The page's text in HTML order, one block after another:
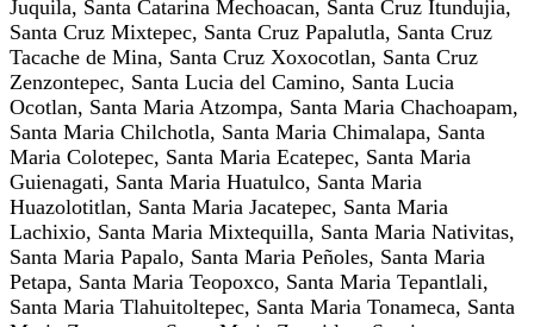
Juquila, Santa Catarina Mechoacan, Santa Cruz Itundujia,
Santa Cruz Mixtepec, Santa Cruz Papalutla, Santa Cruz
Tacache de Mina, Santa Cruz Xoxocotlan, Santa Cruz
Zenzontepec, Santa Lucia del Camino, Santa Lucia
Ocotlan, Santa Maria Atzompa, Santa Maria Chachoapam,
Santa Maria Chilchotla, Santa Maria Chimalapa, Santa
Maria Colotepec, Santa Maria Ecatepec, Santa Maria
Guienagati, Santa Maria Huatulco, Santa Maria
Huazolotitlan, Santa Maria Jacatepec, Santa Maria
Lachixio, Santa Maria Mixtequilla, Santa Maria Nativitas,
Santa Maria Papalo, Santa Maria Peñoles, Santa Maria
Petapa, Santa Maria Teopoxco, Santa Maria Tepantlali,
Santa Maria Tlahuitoltepec, Santa Maria Tonameca, Santa